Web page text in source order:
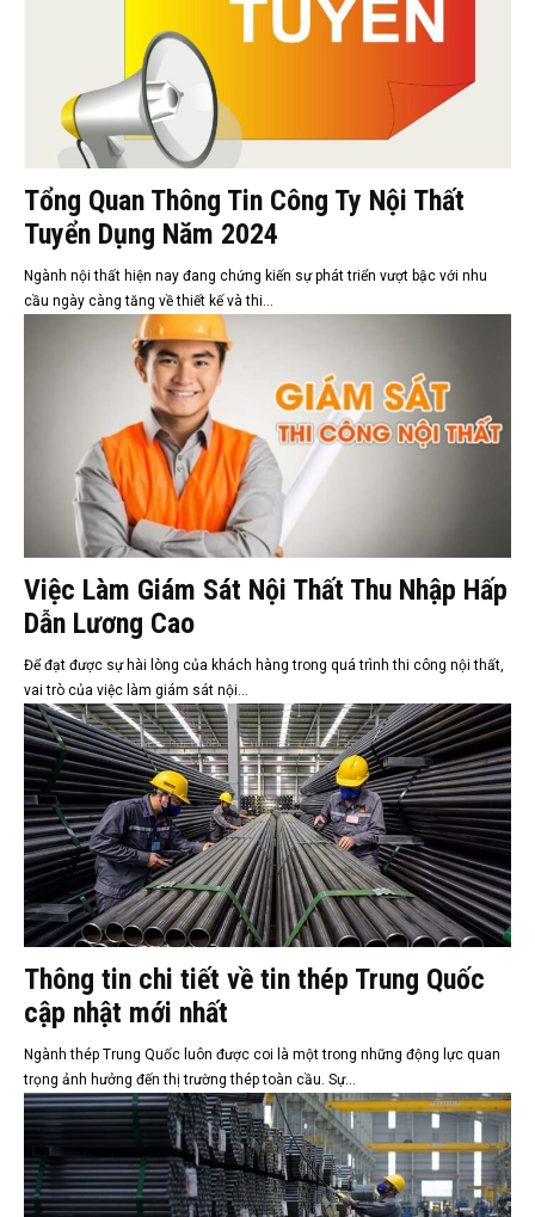
Tổng Quan Thông Tin Công Ty Nội Thất
Tuyển Dụng Năm 2024
Ngành nội thất hiện nay đang chứng kiến sự phát triển vượt bậc với nhu
cầu ngày càng tăng về thiết kế và thi...
Việc Làm Giám Sát Nội Thất Thu Nhập Hấp
Dẫn Lương Cao
Để đạt được sự hài lòng của khách hàng trong quá trình thi công nội thất,
vai trò của việc làm giám sát nội...
Thông tin chi tiết về tin thép Trung Quốc
cập nhật mới nhất
Ngành thép Trung Quốc luôn được coi là một trong những động lực quan
trọng ảnh hưởng đến thị trường thép toàn cầu. Sự...